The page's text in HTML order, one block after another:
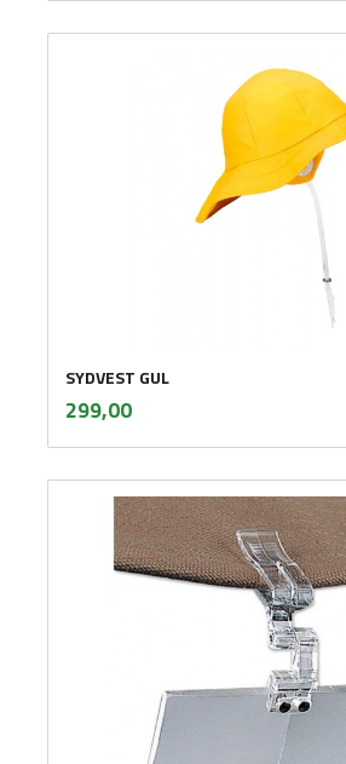
SYDVEST GUL
Pris
299,00mva.